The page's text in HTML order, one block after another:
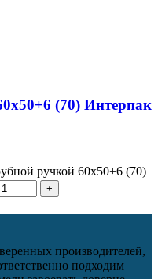
(70) Интерпак
ручкой 60х50+6 (70)
производителей,
подходим